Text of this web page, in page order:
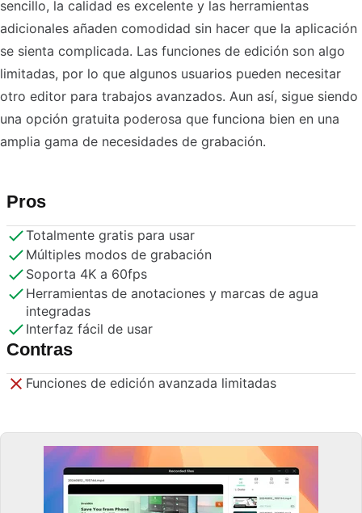
sencillo, la calidad es excelente y las herramientas
adicionales añaden comodidad sin hacer que la aplicación
se sienta complicada. Las funciones de edición son algo
limitadas, por lo que algunos usuarios pueden necesitar
otro editor para trabajos avanzados. Aun así, sigue siendo
una opción gratuita poderosa que funciona bien en una
amplia gama de necesidades de grabación.
Pros
Totalmente gratis para usar
Múltiples modos de grabación
Soporta 4K a 60fps
Herramientas de anotaciones y marcas de agua
integradas
Interfaz fácil de usar
Contras
Funciones de edición avanzada limitadas